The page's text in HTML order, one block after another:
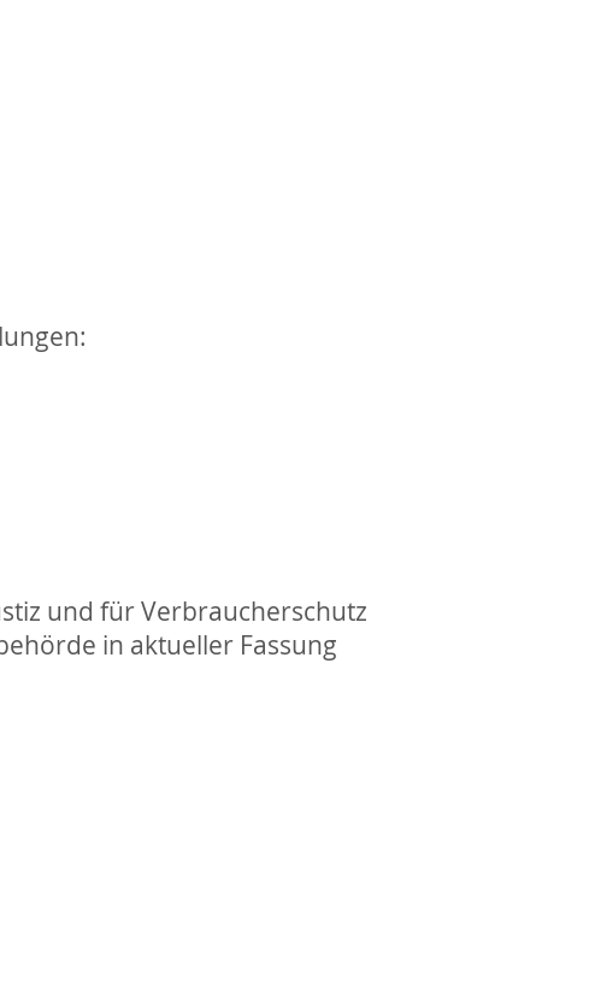
und für Verbraucherschutz
in aktueller Fassung